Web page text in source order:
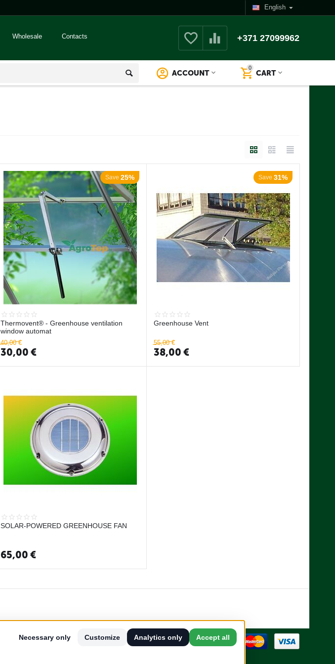
English
Wholesale Contacts +371 27099962
0
CART
ACCOUNT
Save 25%
Thermovent® - Greenhouse ventilation
window automat
40,00 €
30,00 €
Save 31%
Greenhouse Vent
55,00 €
38,00 €
SOLAR-POWERED GREENHOUSE FAN
65,00 €
Necessary only Customize Analytics only Accept all